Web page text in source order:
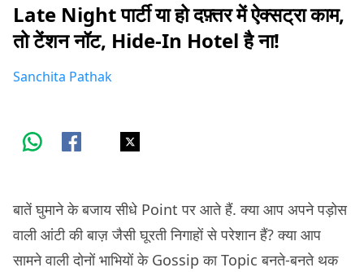
Late Night पार्टी या हो दफ़्तर में ऐक्सट्रा काम,
तो टेंशन नॉट, Hide-In Hotel है ना!
Sanchita Pathak
बातें घुमाने के बजाय सीधे Point पर आते हैं. क्या आप अपने पड़ोस
वाली आंटी की बाज़ जैसी घूरती निगाहों से परेशान हैं? क्या आप
सामने वाली दोनों भाभियों के Gossip का Topic बनते-बनते थक